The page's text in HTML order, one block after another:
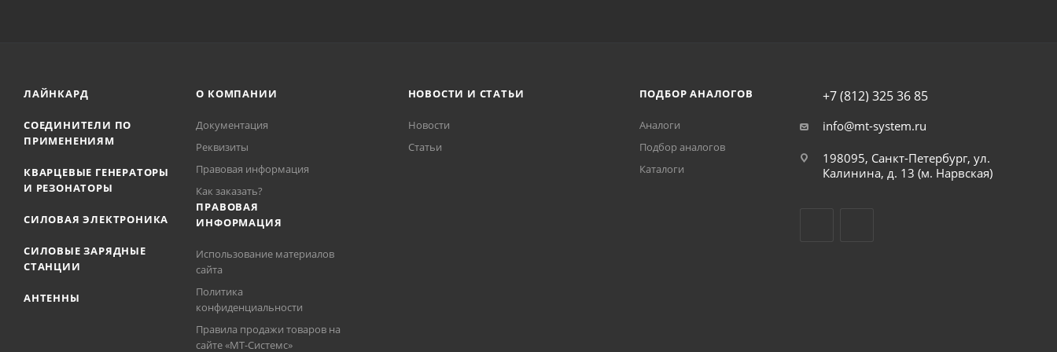
ЛАЙНКАРД
СОЕДИНИТЕЛИ ПО
ПРИМЕНЕНИЯМ
КВАРЦЕВЫЕ ГЕНЕРАТОРЫ
И РЕЗОНАТОРЫ
СИЛОВАЯ ЭЛЕКТРОНИКА
СИЛОВЫЕ ЗАРЯДНЫЕ
СТАНЦИИ
АНТЕННЫ
О КОМПАНИИ
Документация
Реквизиты
Правовая информация
Как заказать?
ПРАВОВАЯ
ИНФОРМАЦИЯ
Использование материалов
сайта
Политика
конфиденциальности
Правила продажи товаров на
сайте «МТ-Системс»
НОВОСТИ И СТАТЬИ
Новости
Статьи
ПОДБОР АНАЛОГОВ
Аналоги
Подбор аналогов
Каталоги
+7 (812) 325 36 85
info@mt-system.ru
198095, Санкт-Петербург, ул.
Калинина, д. 13 (м. Нарвская)